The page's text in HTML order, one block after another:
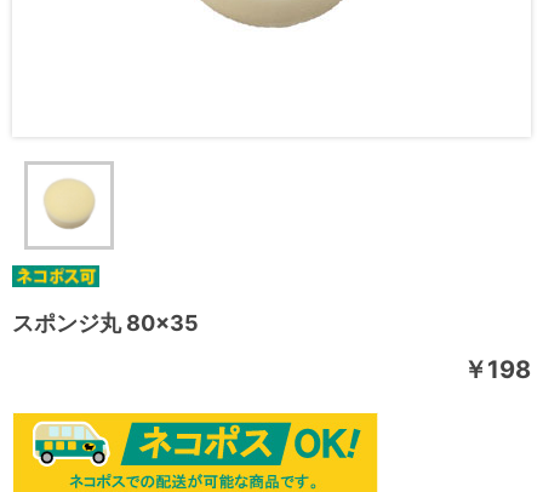
スポンジ丸 80×35
￥198